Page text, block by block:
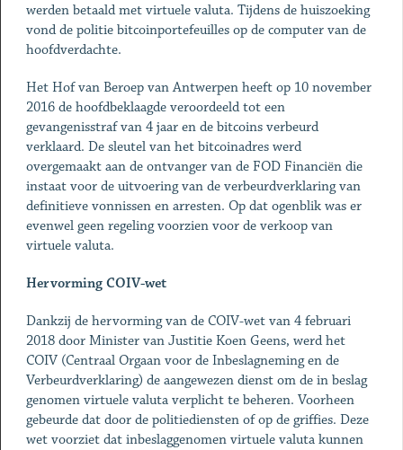
werden betaald met virtuele valuta. Tijdens de huiszoeking
vond de politie bitcoinportefeuilles op de computer van de
hoofdverdachte.
Het Hof van Beroep van Antwerpen heeft op 10 november
2016 de hoofdbeklaagde veroordeeld tot een
gevangenisstraf van 4 jaar en de bitcoins verbeurd
verklaard. De sleutel van het bitcoinadres werd
overgemaakt aan de ontvanger van de FOD Financiën die
instaat voor de uitvoering van de verbeurdverklaring van
definitieve vonnissen en arresten. Op dat ogenblik was er
evenwel geen regeling voorzien voor de verkoop van
virtuele valuta.
Hervorming COIV-wet
Dankzij de hervorming van de COIV-wet van 4 februari
2018 door Minister van Justitie Koen Geens, werd het
COIV (Centraal Orgaan voor de Inbeslagneming en de
Verbeurdverklaring) de aangewezen dienst om de in beslag
genomen virtuele valuta verplicht te beheren. Voorheen
gebeurde dat door de politiediensten of op de griffies. Deze
wet voorziet dat inbeslaggenomen virtuele valuta kunnen